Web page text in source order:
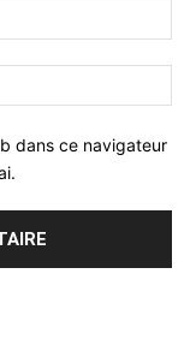
dans ce navigateur